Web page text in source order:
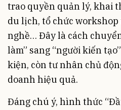
trao quyền quản lý, khai
du lịch, tổ chức
nghề… Đây là cách
làm” sang “người kiến
kiện, còn tư nhân chủ
doanh hiệu quả.
Đáng chú ý, hình thức